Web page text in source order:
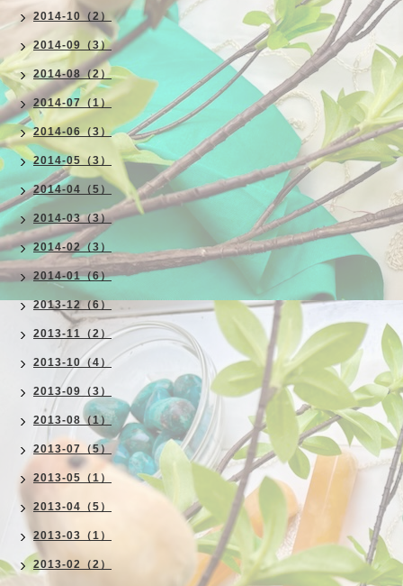
2014-10（2）
2014-09（3）
2014-08（2）
2014-07（1）
2014-06（3）
2014-05（3）
2014-04（5）
2014-03（3）
2014-02（3）
2014-01（6）
2013-12（6）
2013-11（2）
2013-10（4）
2013-09（3）
2013-08（1）
2013-07（5）
2013-05（1）
2013-04（5）
2013-03（1）
2013-02（2）